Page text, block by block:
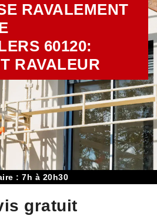
RAVALEMENT
60120:
RAVALEUR
: 7h à 20h30
gratuit